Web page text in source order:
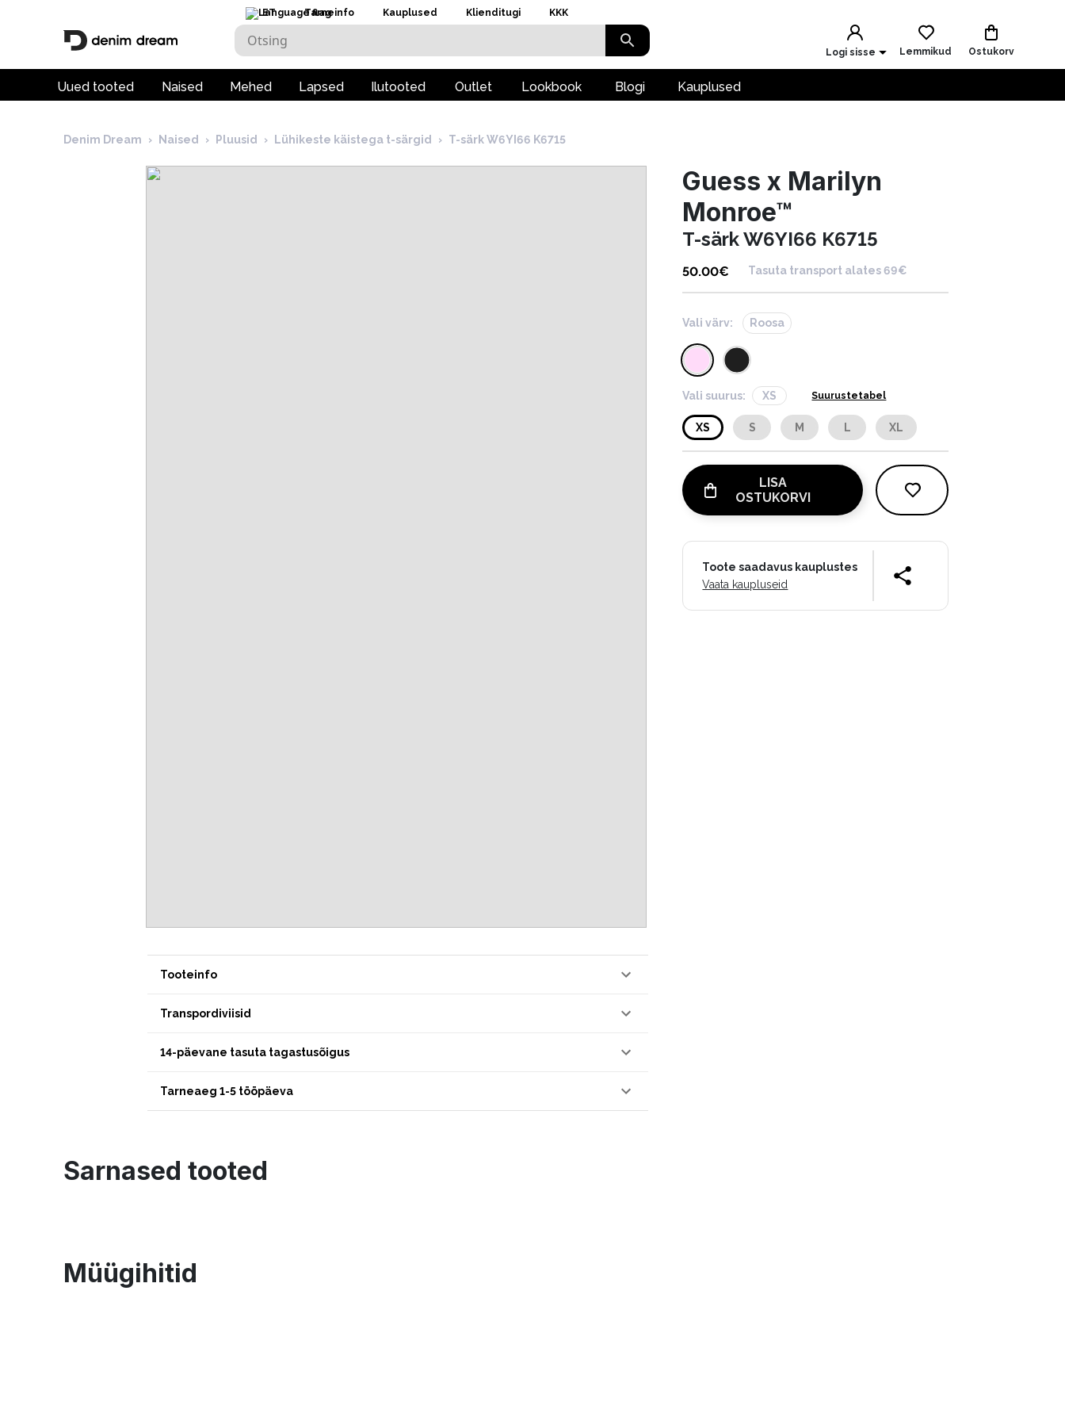
ET Tarneinfo Kauplused Klienditugi KKK
Logi sisse Lemmikud Ostukorv
Uued tooted Naised Mehed Lapsed Ilutooted Outlet Lookbook Blogi Kauplused
Denim Dream › Naised › Pluusid › Lühikeste käistega t-särgid › T-särk W6YI66 K6715
Tooteinfo
Transpordiviisid
14-päevane tasuta tagastusõigus
Tarneaeg 1-5 tööpäeva
Guess x Marilyn
Monroe™
T-särk W6YI66 K6715
50.00€ Tasuta transport alates 69€
Vali värv: Roosa
Vali suurus: XS Suurustetabel
XS S M L XL
LISA
OSTUKORVI
Toote saadavus kauplustes
Vaata kaupluseid
Sarnased tooted
Müügihitid